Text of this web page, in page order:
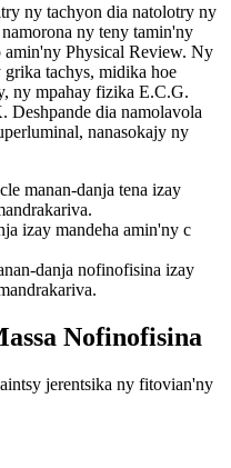
ny tachyon dia natolotry ny
ny teny tamin'ny
amin'ny Physical Review. Ny
grika tachys, midika hoe
ny mpahay fizika E.C.G.
Deshpande dia namolavola
nanasokajy ny
manan-danja tena izay
izay mandeha amin'ny c
danja nofinofisina izay
Nofinofisina
jerentsika ny fitovian'ny